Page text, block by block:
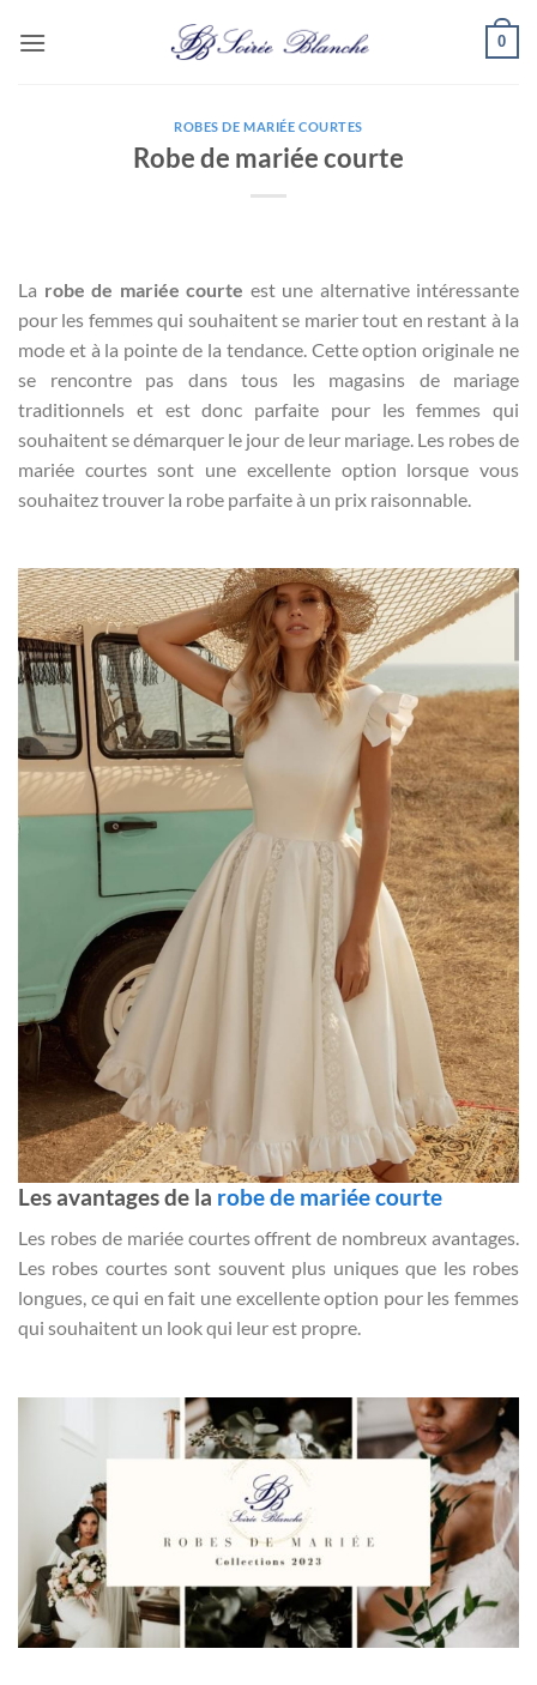
0
ROBES DE MARIÉE COURTES
Robe de mariée courte
La robe de mariée courte est une alternative intéressante
pour les femmes qui souhaitent se marier tout en restant à la
mode et à la pointe de la tendance. Cette option originale ne
se rencontre pas dans tous les magasins de mariage
traditionnels et est donc parfaite pour les femmes qui
souhaitent se démarquer le jour de leur mariage. Les robes de
mariée courtes sont une excellente option lorsque vous
souhaitez trouver la robe parfaite à un prix raisonnable.
Les avantages de la robe de mariée courte
Les robes de mariée courtes offrent de nombreux avantages.
Les robes courtes sont souvent plus uniques que les robes
longues, ce qui en fait une excellente option pour les femmes
qui souhaitent un look qui leur est propre.